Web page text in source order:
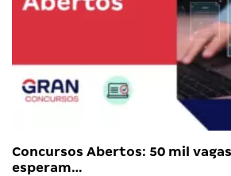
Concursos Abertos: 50 mil
esperam…